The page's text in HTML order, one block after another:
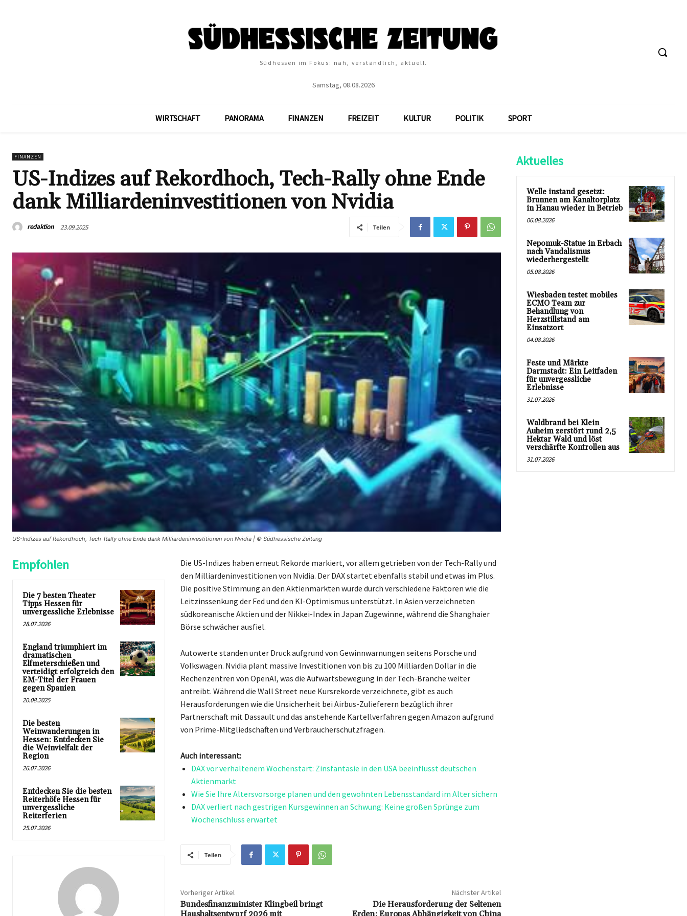
Südhessen im Fokus: nah, verständlich, aktuell.
Samstag, 08.08.2026
WIRTSCHAFT PANORAMA FINANZEN FREIZEIT KULTUR POLITIK SPORT
FINANZEN
US-Indizes auf Rekordhoch, Tech-Rally ohne Ende
dank Milliardeninvestitionen von Nvidia
redaktion 23.09.2025 Teilen
US-Indizes auf Rekordhoch, Tech-Rally ohne Ende dank Milliardeninvestitionen von Nvidia | © Südhessische Zeitung
Empfohlen
Die 7 besten Theater
Tipps Hessen für
unvergessliche Erlebnisse
28.07.2026
England triumphiert im
dramatischen
Elfmeterschießen und
verteidigt erfolgreich den
EM-Titel der Frauen
gegen Spanien
20.08.2025
Die besten
Weinwanderungen in
Hessen: Entdecken Sie
die Weinvielfalt der
Region
26.07.2026
Entdecken Sie die besten
Reiterhöfe Hessen für
unvergessliche
Reiterferien
25.07.2026
Die US-Indizes haben erneut Rekorde markiert, vor allem getrieben von der Tech-Rally und
den Milliardeninvestitionen von Nvidia. Der DAX startet ebenfalls stabil und etwas im Plus.
Die positive Stimmung an den Aktienmärkten wurde durch verschiedene Faktoren wie die
Leitzinssenkung der Fed und den KI-Optimismus unterstützt. In Asien verzeichneten
südkoreanische Aktien und der Nikkei-Index in Japan Zugewinne, während die Shanghaier
Börse schwächer ausfiel.
Autowerte standen unter Druck aufgrund von Gewinnwarnungen seitens Porsche und
Volkswagen. Nvidia plant massive Investitionen von bis zu 100 Milliarden Dollar in die
Rechenzentren von OpenAI, was die Aufwärtsbewegung in der Tech-Branche weiter
antreibt. Während die Wall Street neue Kursrekorde verzeichnete, gibt es auch
Herausforderungen wie die Unsicherheit bei Airbus-Zulieferern bezüglich ihrer
Partnerschaft mit Dassault und das anstehende Kartellverfahren gegen Amazon aufgrund
von Prime-Mitgliedschaften und Verbraucherschutzfragen.
Auch interessant:
DAX vor verhaltenem Wochenstart: Zinsfantasie in den USA beeinflusst deutschen
Aktienmarkt
Wie Sie Ihre Altersvorsorge planen und den gewohnten Lebensstandard im Alter sichern
DAX verliert nach gestrigen Kursgewinnen an Schwung: Keine großen Sprünge zum
Wochenschluss erwartet
Teilen
Vorheriger Artikel
Bundesfinanzminister Klingbeil bringt
Nächster Artikel
Die Herausforderung der Seltenen
Aktuelles
Welle instand gesetzt:
Brunnen am Kanaltorplatz
in Hanau wieder in Betrieb
06.08.2026
Nepomuk-Statue in Erbach
nach Vandalismus
wiederhergestellt
05.08.2026
Wiesbaden testet mobiles
ECMO Team zur
Behandlung von
Herzstillstand am
Einsatzort
04.08.2026
Feste und Märkte
Darmstadt: Ein Leitfaden
für unvergessliche
Erlebnisse
31.07.2026
Waldbrand bei Klein
Auheim zerstört rund 2,5
Hektar Wald und löst
verschärfte Kontrollen aus
31.07.2026